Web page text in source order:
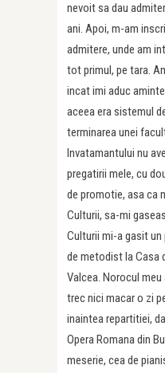
nevoit sa dau
ani. Apoi, m-am
admitere, unde am
tot primul, pe tara.
incat imi aduc
aceea era sistemul
terminarea unei
Invatamantului nu
pregatirii mele, cu
de promotie, asa ca
Culturii, sa-mi
Culturii mi-a gasit un
de metodist la Casa
Valcea. Norocul
trec nici macar o zi
inaintea repartitiei,
Opera Romana din
meserie, cea de